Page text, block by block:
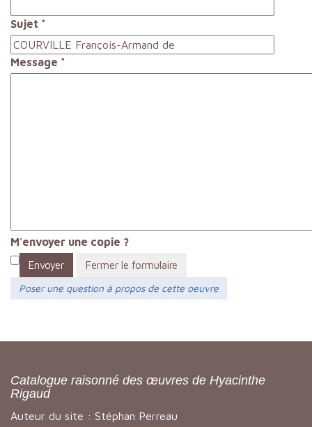
Sujet *
Message *
M'envoyer une copie ?
Envoyer
Fermer le formulaire
Poser une question à propos de cette oeuvre
Catalogue raisonné des œuvres de Hyacinthe
Rigaud
Auteur du site : Stéphan Perreau